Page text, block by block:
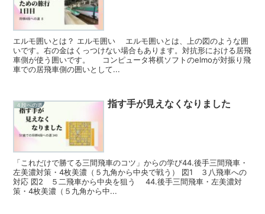
エルモ囲いとは？ エルモ囲い エルモ囲いとは、上の図のような囲
いです。右の金はくっつけない場合もあります。対抗形における居飛
車側が使う囲いです。 コンピュータ将棋ソフトのelmoが対振り飛
車での居飛車側の囲いとして...
４段への道 指す手が見えなくなりました
「これだけで勝てる三間飛車のコツ」からの学び44.後手三間飛車・
左美濃対策・4枚美濃（５九角から中央で戦う） 図1 ３八飛車への
対応 図2 ５二飛車から中央を狙う 44.後手三間飛車・左美濃対
策・4枚美濃（５九角から中...